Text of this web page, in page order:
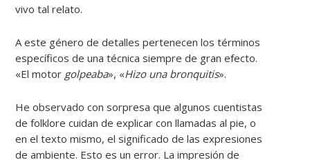
vivo tal relato.
A este género de detalles pertenecen los términos
específicos de una técnica siempre de gran efecto.
«El motor golpeaba», «Hizo una bronquitis».
He observado con sorpresa que algunos cuentistas
de folklore cuidan de explicar con llamadas al pie, o
en el texto mismo, el significado de las expresiones
de ambiente. Esto es un error. La impresión de